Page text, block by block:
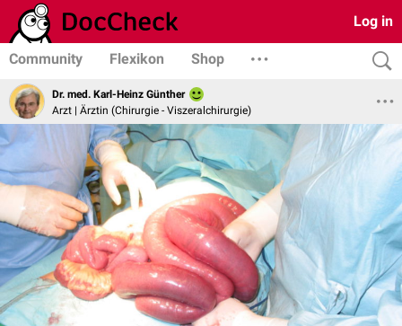
Log in
Community Flexikon Shop
Dr. med. Karl-Heinz Günther
Arzt | Ärztin (Chirurgie - Viszeralchirurgie)